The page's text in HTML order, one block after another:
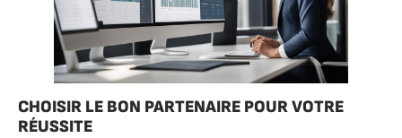
CHOISIR LE BON PARTENAIRE POUR VOTRE
RÉUSSITE